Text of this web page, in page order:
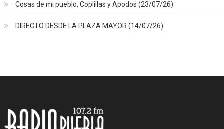
Cosas de mi pueblo, Coplillas y Apodos (23/07/26)
DIRECTO DESDE LA PLAZA MAYOR (14/07/26)